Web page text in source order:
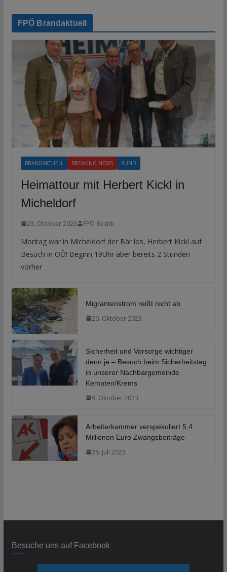
FPÖ Brandaktuell
BRANDAKTUELL BREAKING NEWS BUND
Heimattour mit Herbert Kickl in
Micheldorf
23. Oktober 2023 FPÖ Bezirk
Montag war in Micheldorf der Bär los, Herbert Kickl auf
Besuch in OÖ! Beginn 19Uhr aber bereits 2 Stunden
vorher
Migrantenstrom reißt nicht ab
20. Oktober 2023
Sicherheit und Vorsorge wichtiger
denn je – Besuch beim Sicherheitstag
in unserer Nachbargemeinde
Kematen/Krems
9. Oktober 2023
Arbeiterkammer verspekuliert 5,4
Millionen Euro Zwangsbeiträge
26. Juli 2023
Besuche uns auf Facebook